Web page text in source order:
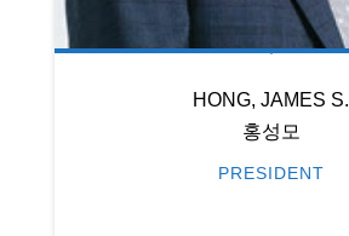
HONG, JAMES S.
홍성모
PRESIDENT